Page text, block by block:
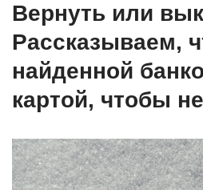
Вернуть или
Рассказываем,
найденной
картой, чтобы